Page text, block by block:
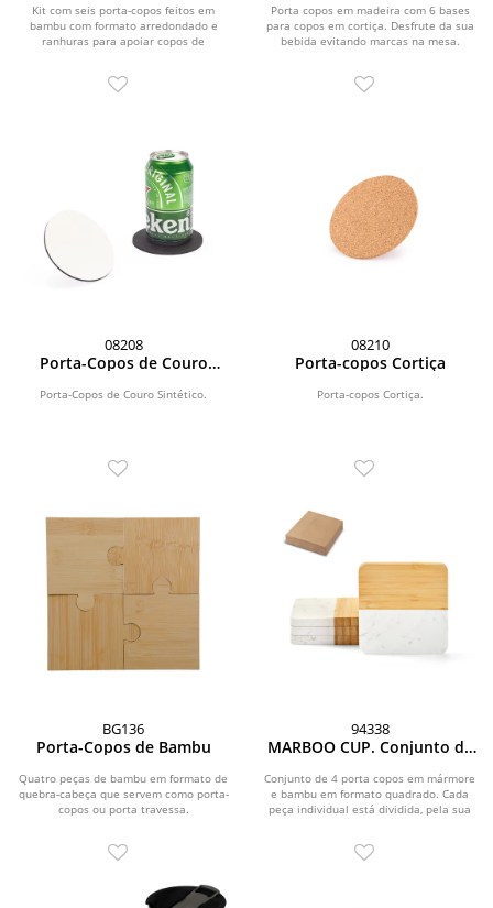
Kit com seis porta-copos feitos em
bambu com formato arredondado e
ranhuras para apoiar copos de
copos em cortiça
Porta copos em madeira com 6 bases
para copos em cortiça. Desfrute da sua
bebida evitando marcas na mesa.
08208
Porta-Copos de Couro
Porta-Copos de Couro Sintético.
08210
Porta-copos Cortiça
Porta-copos Cortiça.
BG136
Porta-Copos de Bambu
Quatro peças de bambu em formato de
quebra-cabeça que servem como porta-
copos ou porta travessa.
94338
MARBOO CUP. Conjunto de
e bambu em formato
quadrado
Conjunto de 4 porta copos em mármore
e bambu em formato quadrado. Cada
peça individual está dividida, pela sua